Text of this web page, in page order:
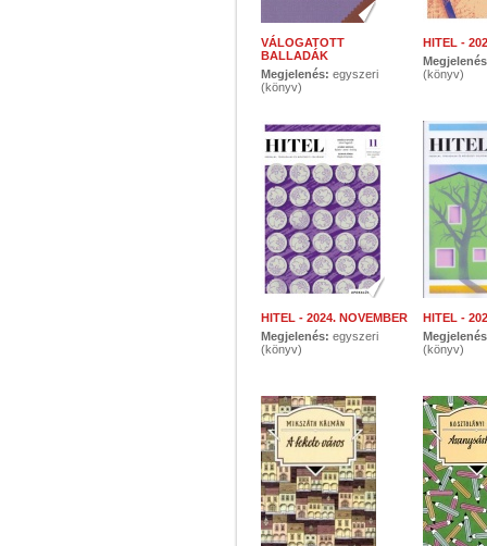
VÁLOGATOTT
BALLADÁK
Megjelenés: egyszeri
(könyv)
HITEL -
(könyv)
HITEL - 2024. NOVEMBER
Megjelenés: egyszeri
(könyv)
HITEL -
(könyv)